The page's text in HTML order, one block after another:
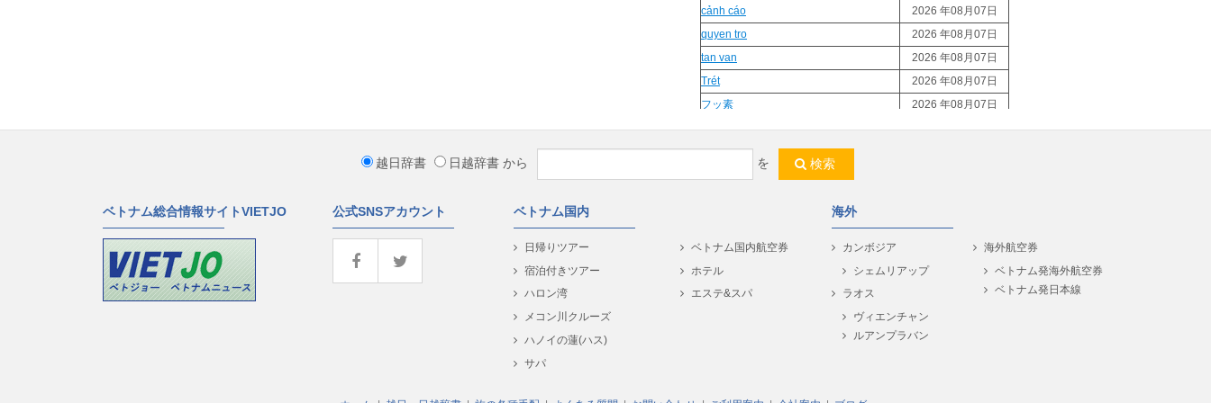
cảnh cáo
2026 年08月07日
quyen tro
2026 年08月07日
tan van
2026 年08月07日
Trét
2026 年08月07日
フッ素
2026 年08月07日
Nhat gan
2026 年08月07日
vang rong
Cảm
2026 年08月07日
tinh luyen
2026 年08月07日
Nam My
2026 年08月07日
2026 年08月07日
2026 年08月07日
越日辞書 日越辞書 から を 検索
ベトナム総合情報サイトVIETJO 公式SNSアカウント ベトナム国内
日帰りツアー
宿泊付きツアー
ハロン湾
メコン川クルーズ
ハノイの蓮(ハス)
サパ
ベトナム国内航空券
ホテル
エステ&スパ
海外
カンボジア
シェムリアップ
ラオス
ヴィエンチャン
ルアンプラバン
海外航空券
ベトナム発海外航空券
ベトナム発日本線